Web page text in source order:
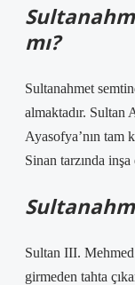
mı?
Sultanahmet
almaktadır. Sultan
Ayasofya’nın tam
Sinan tarzında
Sultan III. Mehmed
girmeden tahta